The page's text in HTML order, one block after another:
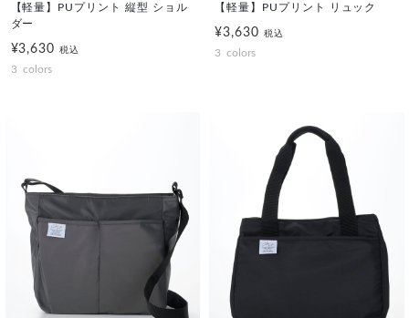
【軽量】PUプリント 縦型 ショル
ダー
¥3,630税込
3 colors
【軽量】PUプリント リュック
¥3,630 税込
3 colors